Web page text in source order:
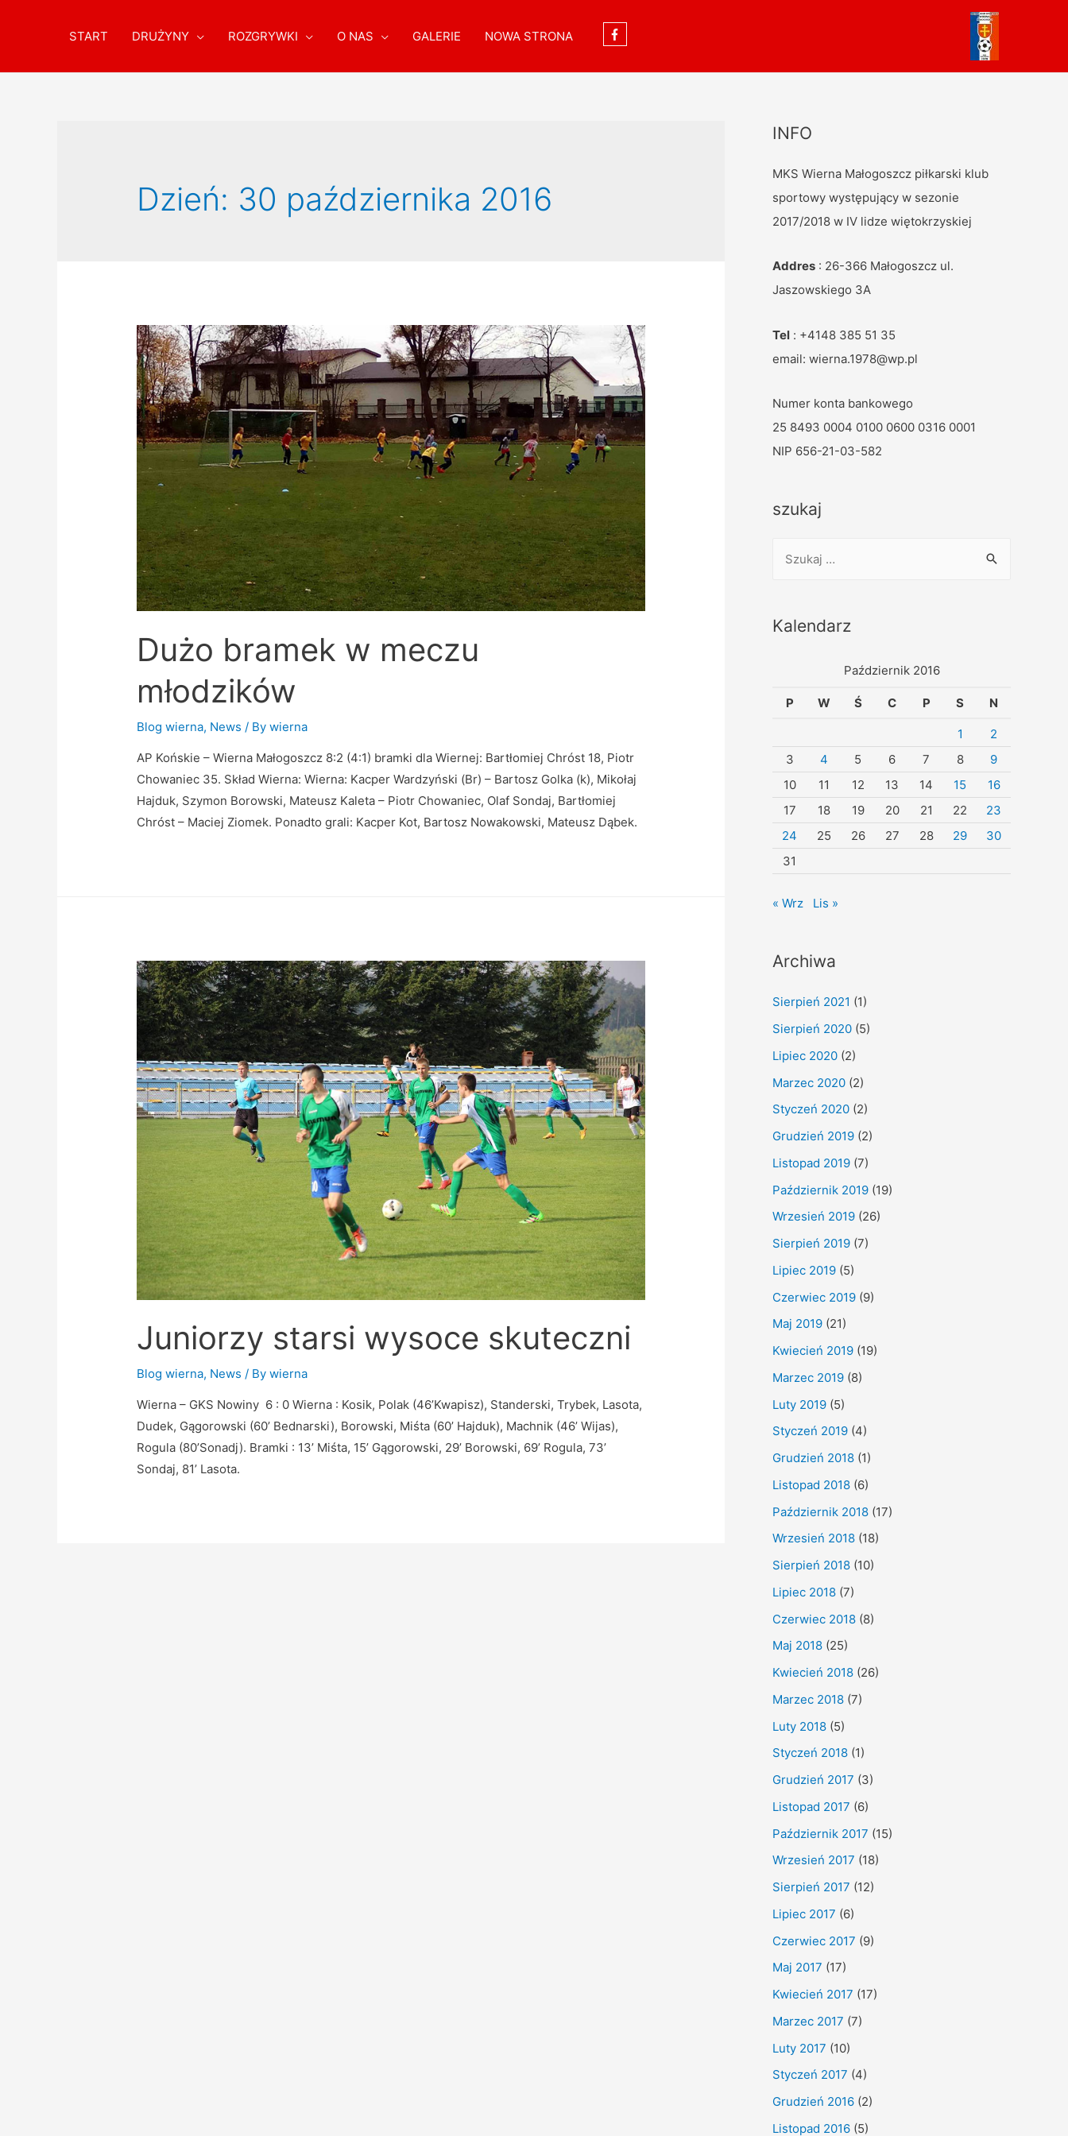
START DRUŻYNY ROZGRYWKI O NAS GALERIE NOWA STRONA
Dzień: 30 października 2016
Dużo bramek w meczu
młodzików
Blog wierna, News / Bywierna
AP Końskie – Wierna Małogoszcz 8:2 (4:1) bramki dla Wiernej: Bartłomiej Chróst 18, Piotr
Chowaniec 35. Skład Wierna: Wierna: Kacper Wardzyński (Br) – Bartosz Golka (k), Mikołaj
Hajduk, Szymon Borowski, Mateusz Kaleta – Piotr Chowaniec, Olaf Sondaj, Bartłomiej
Chróst – Maciej Ziomek. Ponadto grali: Kacper Kot, Bartosz Nowakowski, Mateusz Dąbek.
Juniorzy starsi wysoce skuteczni
Blog wierna, News / Bywierna
Wierna – GKS Nowiny 6 : 0 Wierna : Kosik, Polak (46’Kwapisz), Standerski, Trybek, Lasota,
Dudek, Gągorowski (60’ Bednarski), Borowski, Miśta (60’ Hajduk), Machnik (46’ Wijas),
Rogula (80’Sonadj). Bramki : 13’ Miśta, 15’ Gągorowski, 29’ Borowski, 69’ Rogula, 73’
Sondaj, 81’ Lasota.
INFO
MKS Wierna Małogoszcz piłkarski klub
sportowy występujący w sezonie
2017/2018 w IV lidze więtokrzyskiej
Addres : 26-366 Małogoszcz ul.
Jaszowskiego 3A
Tel : +4148 385 51 35
email: wierna.1978@wp.pl
Numer konta bankowego
25 8493 0004 0100 0600 0316 0001
NIP 656-21-03-582
szukaj
Kalendarz
Październik 2016
P W Ś C P S N
1
2
3
4 5 6 7 8
9
10
11 12 13 14 15
16
17
18 19 20 21 22
23
24
25 26 27 28 29
30
31
« Wrz Lis »
Archiwa
Sierpień 2021 (1)
Sierpień 2020 (5)
Lipiec 2020 (2)
Marzec 2020 (2)
Styczeń 2020 (2)
Grudzień 2019 (2)
Listopad 2019 (7)
Październik 2019 (19)
Wrzesień 2019 (26)
Sierpień 2019 (7)
Lipiec 2019 (5)
Czerwiec 2019 (9)
Maj 2019 (21)
Kwiecień 2019 (19)
Marzec 2019 (8)
Luty 2019 (5)
Styczeń 2019 (4)
Grudzień 2018 (1)
Listopad 2018 (6)
Październik 2018 (17)
Wrzesień 2018 (18)
Sierpień 2018 (10)
Lipiec 2018 (7)
Czerwiec 2018 (8)
Maj 2018 (25)
Kwiecień 2018 (26)
Marzec 2018 (7)
Luty 2018 (5)
Styczeń 2018 (1)
Grudzień 2017 (3)
Listopad 2017 (6)
Październik 2017 (15)
Wrzesień 2017 (18)
Sierpień 2017 (12)
Lipiec 2017 (6)
Czerwiec 2017 (9)
Maj 2017 (17)
Kwiecień 2017 (17)
Marzec 2017 (7)
Luty 2017 (10)
Styczeń 2017 (4)
Grudzień 2016 (2)
Listopad 2016 (5)